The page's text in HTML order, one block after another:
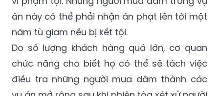
năm tù giam nếu bị kết tội.
Do số lượng khách hàng quá lớn, cơ quan
chức năng cho biết họ có thể sẽ tách việc
điều tra những người mua dâm thành các
vụ án mở rộng sau khi phiên tòa xét xử người
chồng kết thúc.